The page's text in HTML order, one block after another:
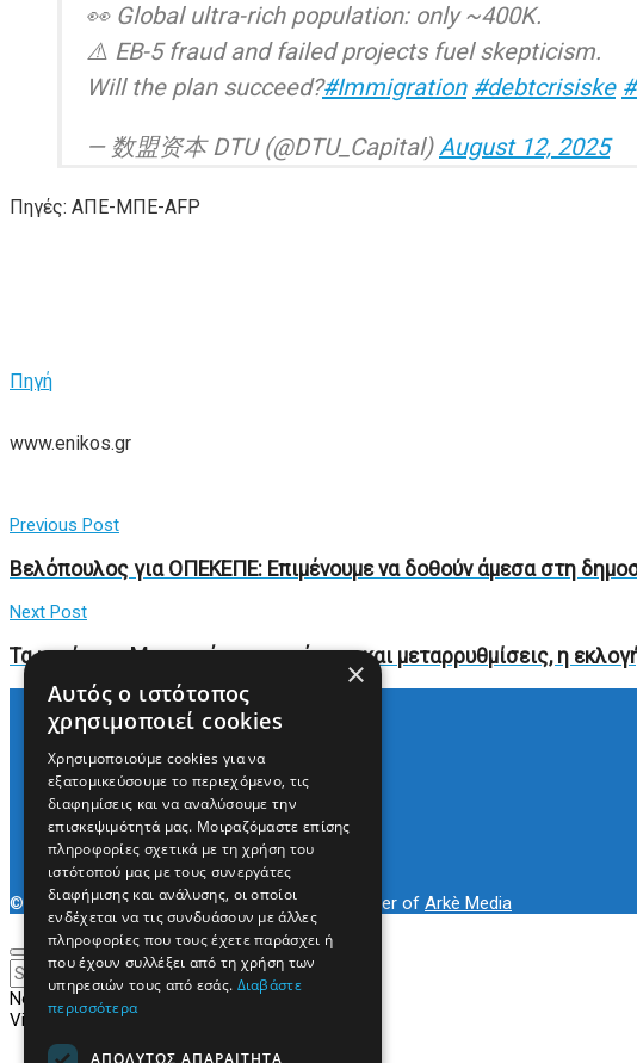
👀 Global ultra-rich population: only ~400K.
⚠️ EB-5 fraud and failed projects fuel skepticism.
Will the plan succeed?#Immigration #debtcrisiske
— 数盟资本 DTU (@DTU_Capital)August 12, 2025
Πηγές: ΑΠΕ-ΜΠΕ-AFP
Πηγή
www.enikos.gr
Previous Post
Βελόπουλος για ΟΠΕΚΕΠΕ: Επιμένουμε να δοθούν άμεσα στη
Next Post
Τα μηνύματα Μητσοτάκη για ενότητα και μεταρρυθμίσεις, η
Arkè Media Group
Radio Preveza 93
Arkè Advertising
Όροι και Προϋποθέσεις
Επικοινωνία
© 2022PrevezapostInspired byArkè Adv Partner of Arkè Media
No Result
View All Result
×
Αυτός ο ιστότοπος
χρησιμοποιεί cookies
Χρησιμοποιούμε cookies για να
εξατομικεύσουμε το περιεχόμενο, τις
διαφημίσεις και να αναλύσουμε την
επισκεψιμότητά μας. Μοιραζόμαστε επίσης
πληροφορίες σχετικά με τη χρήση του
ιστότοπού μας με τους συνεργάτες
διαφήμισης και ανάλυσης, οι οποίοι
ενδέχεται να τις συνδυάσουν με άλλες
πληροφορίες που τους έχετε παράσχει ή
που έχουν συλλέξει από τη χρήση των
υπηρεσιών τους από εσάς. Διαβάστε
περισσότερα
ΑΠΟΛΎΤΩΣ ΑΠΑΡΑΊΤΗΤΑ